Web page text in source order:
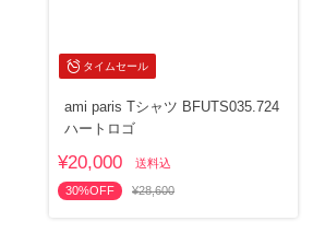
タイムセール
ami paris Tシャツ BFUTS035.724
ハートロゴ
¥20,000 送料込
30%OFF ¥28,600